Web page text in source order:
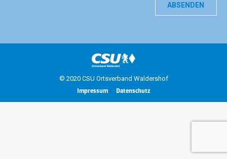
© 2020 CSU Ortsverband Waldershof
Impressum Datenschutz